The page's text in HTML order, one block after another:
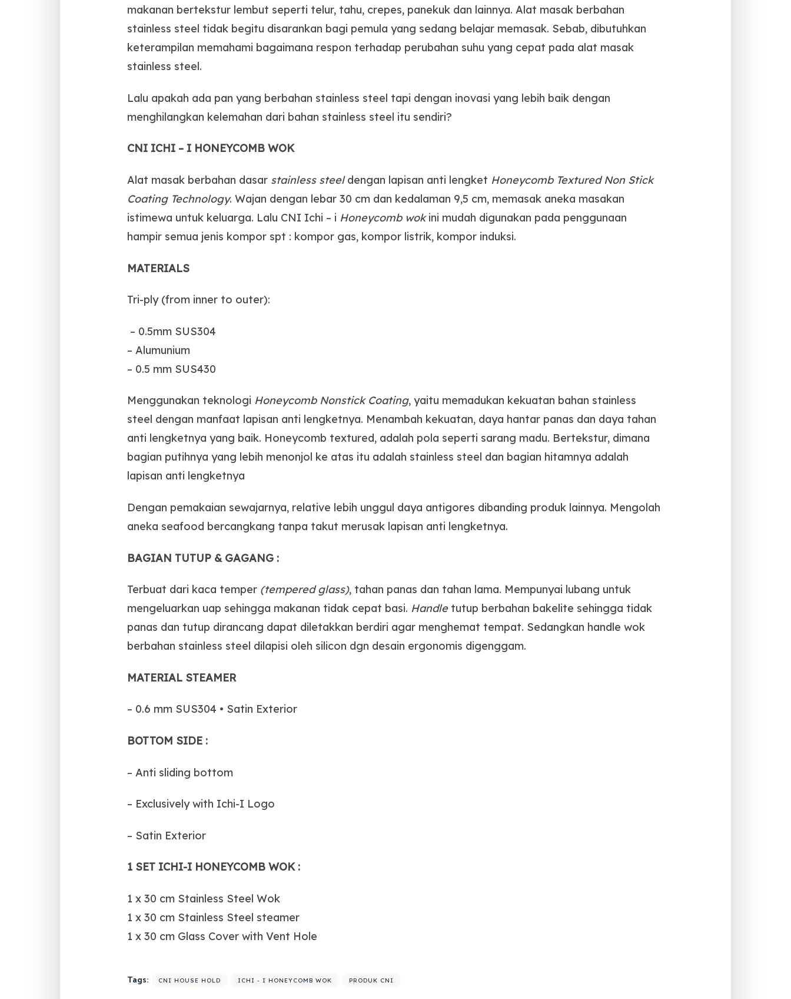
makanan bertekstur lembut seperti telur, tahu, crepes, panekuk dan lainnya. Alat masak berbahan
stainless steel tidak begitu disarankan bagi pemula yang sedang belajar memasak. Sebab, dibutuhkan
keterampilan memahami bagaimana respon terhadap perubahan suhu yang cepat pada alat masak
stainless steel.
Lalu apakah ada pan yang berbahan stainless steel tapi dengan inovasi yang lebih baik dengan
menghilangkan kelemahan dari bahan stainless steel itu sendiri?
CNI ICHI – I HONEYCOMB WOK
Alat masak berbahan dasar stainless steeldengan lapisan anti lengket Honeycomb Textured Non Stick
Coating Technology. Wajan dengan lebar 30 cm dan kedalaman 9,5 cm, memasak aneka masakan
istimewa untuk keluarga. Lalu CNI Ichi – i Honeycomb wokini mudah digunakan pada penggunaan
hampir semua jenis kompor spt : kompor gas, kompor listrik, kompor induksi.
MATERIALS
Tri-ply (from inner to outer):
– 0.5mm SUS304
– Alumunium
– 0.5 mm SUS430
Menggunakan teknologi Honeycomb Nonstick Coating, yaitu memadukan kekuatan bahan stainless
steel dengan manfaat lapisan anti lengketnya. Menambah kekuatan, daya hantar panas dan daya tahan
anti lengketnya yang baik. Honeycomb textured, adalah pola seperti sarang madu. Bertekstur, dimana
bagian putihnya yang lebih menonjol ke atas itu adalah stainless steel dan bagian hitamnya adalah
lapisan anti lengketnya
Dengan pemakaian sewajarnya, relative lebih unggul daya antigores dibanding produk lainnya. Mengolah
aneka seafood bercangkang tanpa takut merusak lapisan anti lengketnya.
BAGIAN TUTUP & GAGANG :
Terbuat dari kaca temper (tempered glass), tahan panas dan tahan lama. Mempunyai lubang untuk
mengeluarkan uap sehingga makanan tidak cepat basi. Handle tutup berbahan bakelite sehingga tidak
panas dan tutup dirancang dapat diletakkan berdiri agar menghemat tempat. Sedangkan handle wok
berbahan stainless steel dilapisi oleh silicon dgn desain ergonomis digenggam.
MATERIAL STEAMER
– 0.6 mm SUS304 • Satin Exterior
BOTTOM SIDE :
– Anti sliding bottom
– Exclusively with Ichi-I Logo
– Satin Exterior
1 SET ICHI-I HONEYCOMB WOK :
1 x 30 cm Stainless Steel Wok
1 x 30 cm Stainless Steel steamer
1 x 30 cm Glass Cover with Vent Hole
Tags: CNI HOUSE HOLD ICHI - I HONEYCOMB WOK PRODUK CNI